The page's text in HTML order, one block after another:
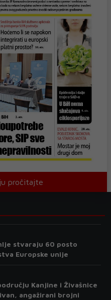
pročitajte
stvaraju 60 posto
Europske unije
Kanjine i Živašnice
angažirani brojni